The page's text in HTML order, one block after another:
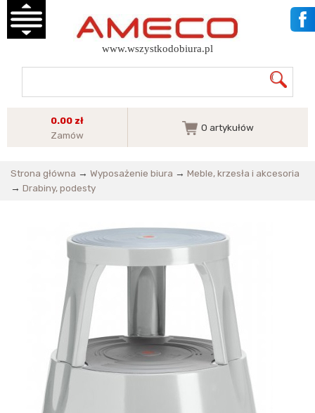
www.wszystkodobiura.pl
0.00 zł
Zamów
0 artykułów
Strona główna → Wyposażenie biura → Meble, krzesła i akcesoria
→ Drabiny, podesty